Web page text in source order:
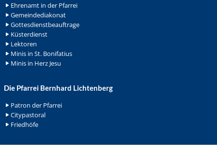
Ehrenamt in der Pfarrei
Gemeindediakonat
Gottesdienstbeauftrage
Küsterdienst
Lektoren
Minis in St. Bonifatius
Minis in Herz Jesu
Die Pfarrei Bernhard Lichtenberg
Patron der Pfarrei
Citypastoral
Friedhöfe